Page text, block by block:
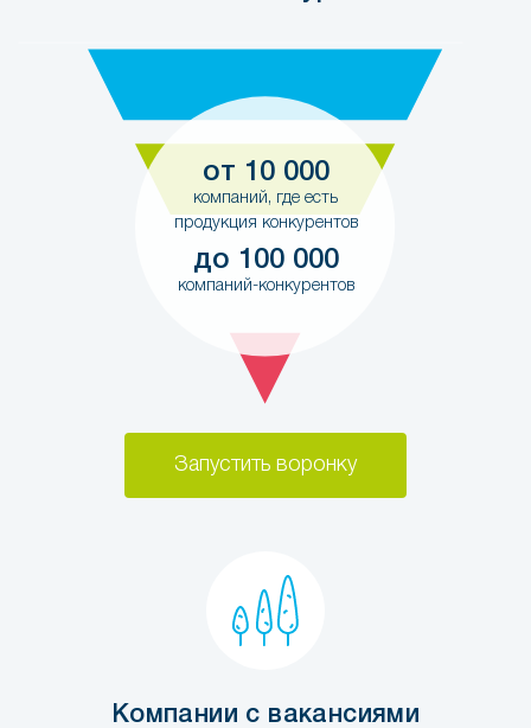
от 10 000
компаний, где есть
продукция конкурентов
до 100 000
компаний-конкурентов
Запустить воронку
Компании с вакансиями